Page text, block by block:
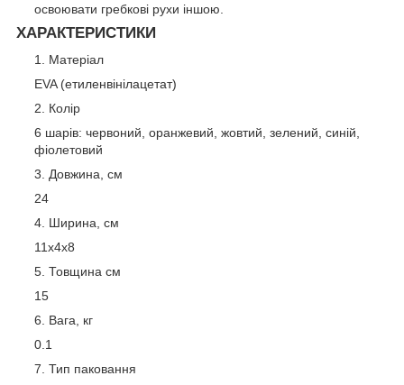
освоювати гребкові рухи іншою.
ХАРАКТЕРИСТИКИ
Матеріал
EVA (етиленвінілацетат)
Колір
6 шарів: червоний, оранжевий, жовтий, зелений, синій,
фіолетовий
Довжина, см
24
Ширина, см
11х4х8
Товщина см
15
Вага, кг
0.1
Тип паковання